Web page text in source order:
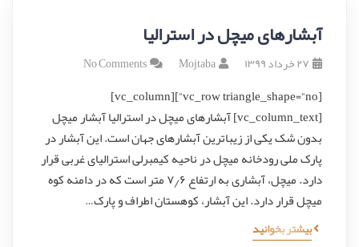
آبشارهای میچل در استرالیا
۲۷ خرداد ۱۳۹۹ Mojtaba
No Comments
[vc_row triangle_shape=”no”][vc_column]
[vc_column_text] آبشارهای میچل در استرالیا آبشار میچل
بدون شک یکی از زیباترین آبشارهای جهان است. این آبشار در
پارک ملی رودخانه‌ میچل در ناحیه‌ کیمبرلی استرالیای غربی قرار
دارد. میچل، آبشاری به ارتفاع ۷٫۶ متر است که در دامنه کوه
میچل قرار دارد. این آبشار، کوهستان اطراف و پارک…
بیشتر بخوانید